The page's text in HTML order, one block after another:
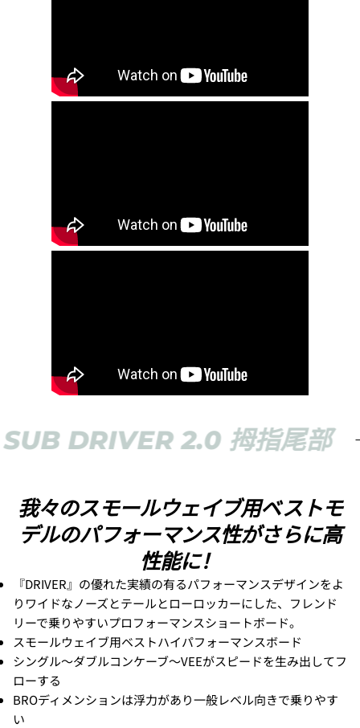
2.0 拇指尾部
我々のスモールウェイブ用ベストモ
デルのパフォーマンス性がさらに高
性能に！
『DRIVER』の優れた実績の有るパフォーマンスデザインをよ
りワイドなノーズとテールとローロッカーにした、フレンド
リーで乗りやすいプロフォーマンスショートボード。
スモールウェイブ用ベストハイパフォーマンスボード
シングル～ダブルコンケーブ～VEEがスピードを生み出してフ
ローする
BROディメンションは浮力があり一般レベル向きで乗りやす
い